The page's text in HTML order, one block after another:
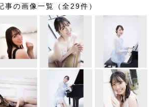
事の画像一覧（全29件）